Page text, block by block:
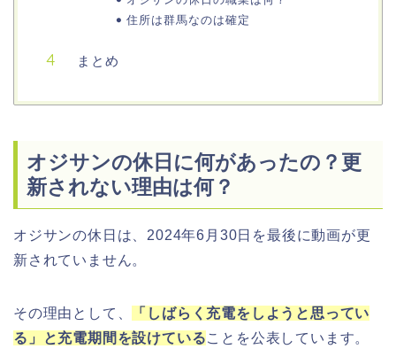
住所は群馬なのは確定
まとめ
オジサンの休日に何があったの？更
新されない理由は何？
オジサンの休日は、2024年6月30日を最後に動画が更
新されていません。
その理由として、
「しばらく充電をしようと思ってい
る」と充電期間を設けていることを公表しています。